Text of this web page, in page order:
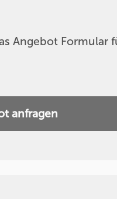
Angebot Formular
anfragen